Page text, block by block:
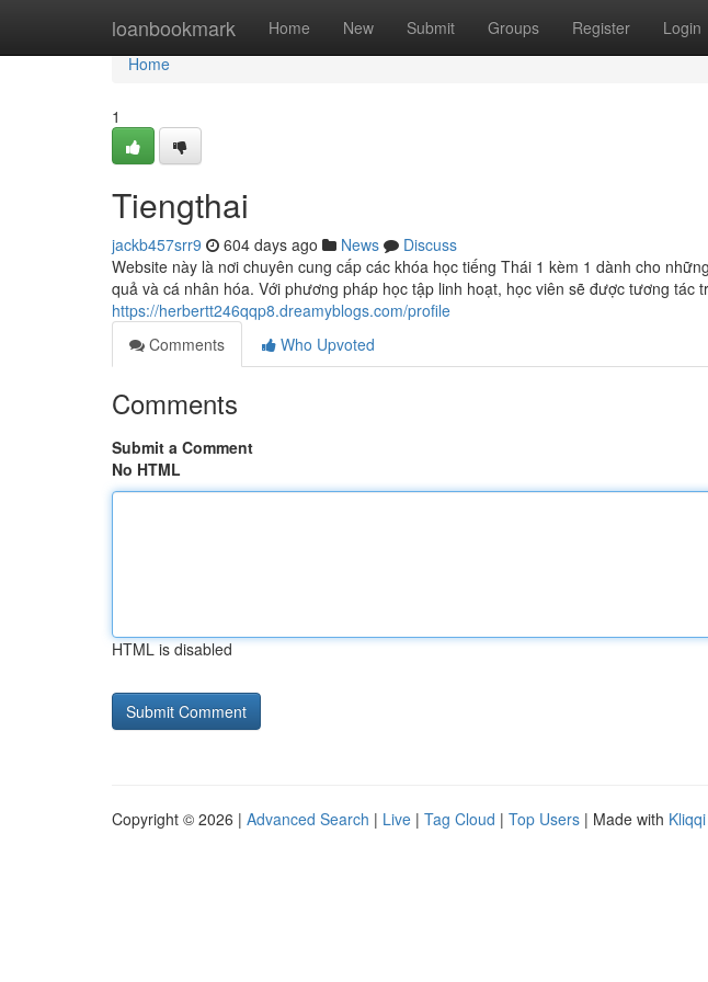
loanbookmark Home New Submit Groups Register Login
Home
Home
1
Tiengthai
jackb457srr9 604 days ago News
Discuss
Website này là nơi chuyên cung cấp các khóa học tiếng Thái 1 kèm 1 dành cho
quả và cá nhân hóa. Với phương pháp học tập linh hoạt, học viên sẽ được tương tác
https://herbertt246qqp8.dreamyblogs.com/profile
Comments
Who Upvoted
Comments
Submit a Comment
No HTML
HTML is disabled
Copyright © 2026 | Advanced Search | Live | Tag Cloud | Top Users | Made with